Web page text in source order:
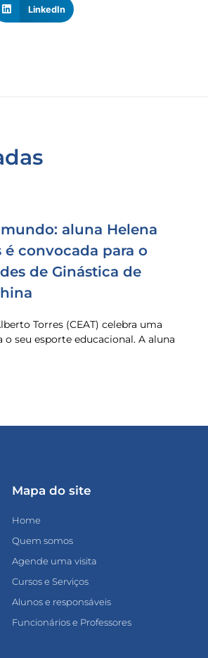
LinkedIn
mundo: aluna Helena
é convocada para o
de Ginástica de
Torres (CEAT) celebra uma
seu esporte educacional. A aluna
Mapa do site
Home
Quem somos
Agende uma visita
Cursos e Serviços
Alunos e responsáveis
Funcionários e Professores